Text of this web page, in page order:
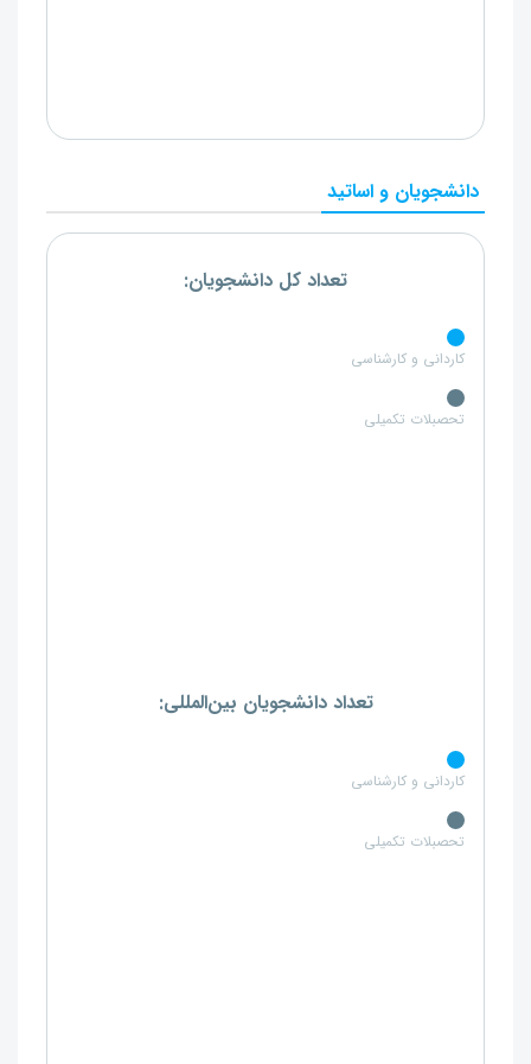
دانشجویان و اساتید
تعداد کل دانشجویان:
کاردانی و کارشناسی
تحصبلات تکمیلی
تعداد دانشجویان بین‌المللی:
کاردانی و کارشناسی
تحصبلات تکمیلی